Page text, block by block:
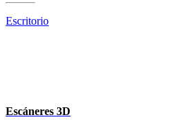
Escritorio
Escáneres 3D